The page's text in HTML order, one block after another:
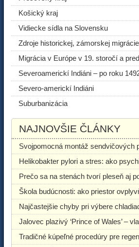
Košický kraj
Vidiecke sídla na Slovensku
Zdroje historickej, zámorskej
Migrácia v Európe v 19. storočí a
Severoamerickí Indiáni – po roku
Severo-americkí Indiáni
Suburbanizácia
NAJNOVŠIE ČLÁNKY
Svojpomocná montáž sendvičových
Helikobakter pylori a stres: ako
Prečo sa na stenách tvorí pleseň aj
Škola budúcnosti: ako priestor
Najčastejšie chyby pri výbere
Jalovec plazivý ‘Prince of Wales’ –
Tradičné kúpeľné procedúry pre